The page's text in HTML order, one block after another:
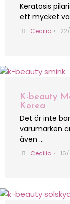
Keratosis
ett mycket
Cecilia •
K-beauty
Korea
Det är inte
varumärken
även …
Cecilia •